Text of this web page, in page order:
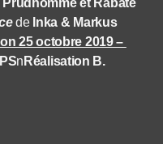
de Inka & Markus
25 octobre 2019 –
n Réalisation B.